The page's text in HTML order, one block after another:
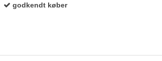
godkendt køber